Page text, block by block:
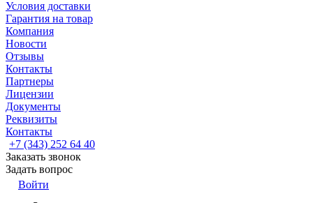
Условия доставки
Гарантия на товар
Компания
Новости
Отзывы
Контакты
Партнеры
Лицензии
Документы
Реквизиты
Контакты
+7 (343) 252 64 40
Заказать звонок
Задать вопрос
Войти